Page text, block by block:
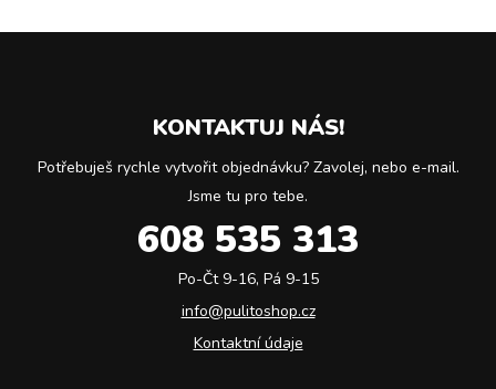
KONTAKTUJ NÁS!
Potřebuješ rychle vytvořit objednávku? Zavolej, nebo e-mail.
Jsme tu pro tebe.
608 535 313
Po-Čt 9-16, Pá 9-15
info@pulitoshop.cz
Kontaktní údaje